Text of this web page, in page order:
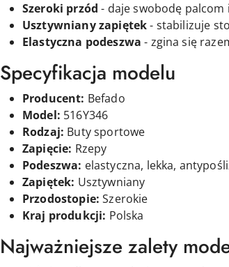
Szeroki przód - daje swobodę palcom
Usztywniany zapiętek- stabilizuje
Elastyczna podeszwa - zgina się
Specyfikacja modelu
Producent: Befado
Model: 516Y346
Rodzaj: Buty sportowe
Zapięcie: Rzepy
Podeszwa: elastyczna, lekka,
Zapiętek: Usztywniany
Przodostopie: Szerokie
Kraj produkcji: Polska
Najważniejsze zalety